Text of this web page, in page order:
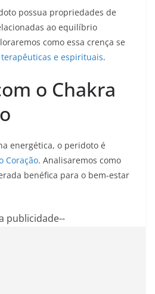
possua propriedades de
ao equilíbrio
como essa crença se
e espirituais.
o Chakra
energética, o peridoto é
Coração. Analisaremos como
benéfica para o bem-estar
publicidade--